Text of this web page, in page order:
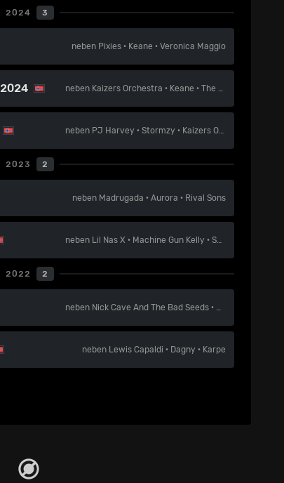
2024 3
neben Pixies · Keane ·Veronica Maggio
neben Kaizers Orchestra · Keane ·The Cardigans
neben PJ Harvey ·Stormzy · Kaizers Orchestra
2023 2
neben Madrugada ·Aurora · Rival Sons
neben Lil Nas X · Machine Gun Kelly ·Sondre Justad
2022 2
neben Nick Cave And The Bad Seeds ·
neben Lewis Capaldi · Dagny · Karpe